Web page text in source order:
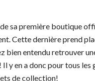
sa première boutique
Cette dernière prend
bien entendu retrouver
y en a donc pour tous
de collection!